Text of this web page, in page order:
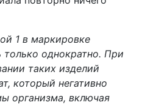
1 в маркировке
только однократно. При
таких изделий
который негативно
организма, включая